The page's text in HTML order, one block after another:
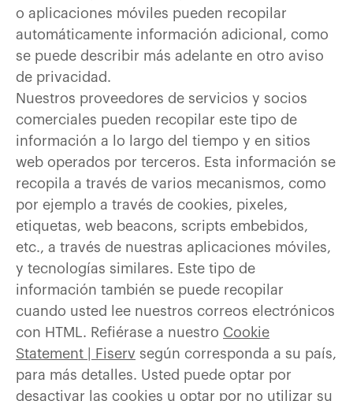
o aplicaciones móviles pueden recopilar
automáticamente información adicional, como
se puede describir más adelante en otro aviso
de privacidad.
Nuestros proveedores de servicios y socios
comerciales pueden recopilar este tipo de
información a lo largo del tiempo y en sitios
web operados por terceros. Esta información se
recopila a través de varios mecanismos, como
por ejemplo a través de cookies, pixeles,
etiquetas, web beacons, scripts embebidos,
etc., a través de nuestras aplicaciones móviles,
y tecnologías similares. Este tipo de
información también se puede recopilar
cuando usted lee nuestros correos electrónicos
con HTML. Refiérase a nuestro Cookie
Statement | Fiserv según corresponda a su país,
para más detalles. Usted puede optar por
desactivar las cookies u optar por no utilizar su